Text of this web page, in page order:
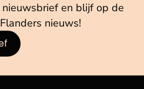
en blijf op de
nieuws!